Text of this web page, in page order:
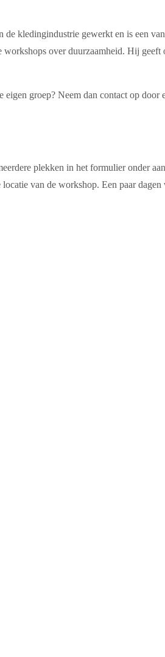
de kledingindustrie gewerkt en is een
over duurzaamheid. Hij
groep? Neem dan contact op
plekken in het formulier onder
van de workshop. Een paar